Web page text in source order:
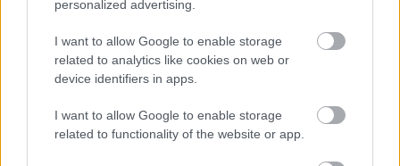
personalized advertising.
I want to allow Google to enable storage
related to analytics like cookies on web or
device identifiers in apps.
I want to allow Google to enable storage
related to functionality of the website or app.
német támadásig
Lapszám